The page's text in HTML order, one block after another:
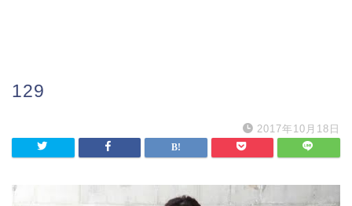
129
2017年10月18日